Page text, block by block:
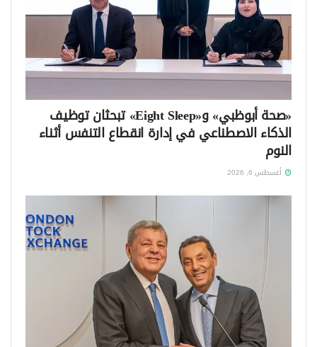
«صحة أبوظبي» و«Eight Sleep» تبحثان توظيف
الذكاء الاصطناعي في إدارة انقطاع التنفس أثناء
النوم
أغسطس 6, 2026